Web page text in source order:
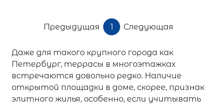
Предыдущая 1 Следующая
Даже для такого крупного города как
Петербург, террасы в многоэтажках
встречаются довольно редко. Наличие
открытой площадки в доме, скорее, признак
элитного жилья, особенно, если учитывать